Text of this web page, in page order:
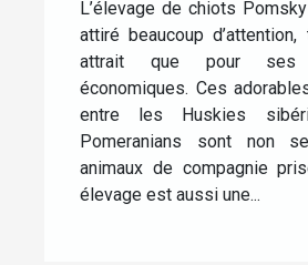
L’élevage de chiots
attiré beaucoup
attrait que pour ses
économiques. Ces
entre les Huskies
Pomeranians sont non
animaux de compagnie
élevage est aussi une...